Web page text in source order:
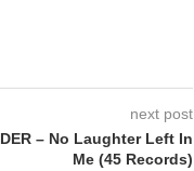
next post
– No Laughter Left In
Me (45 Records)